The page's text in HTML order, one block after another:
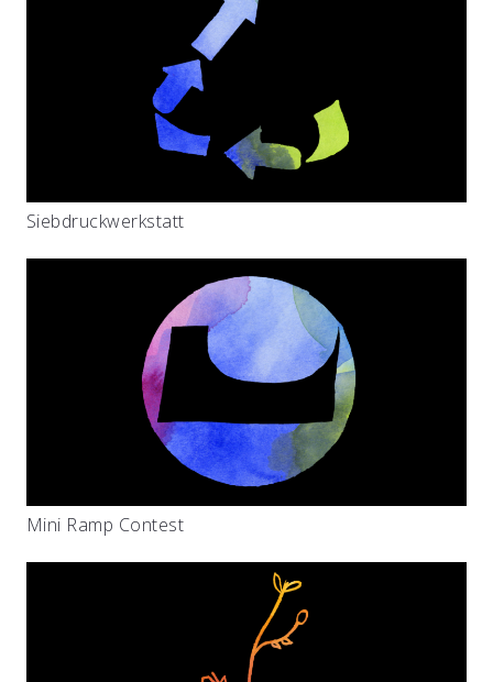
Siebdruckwerkstatt
Mini Ramp Contest